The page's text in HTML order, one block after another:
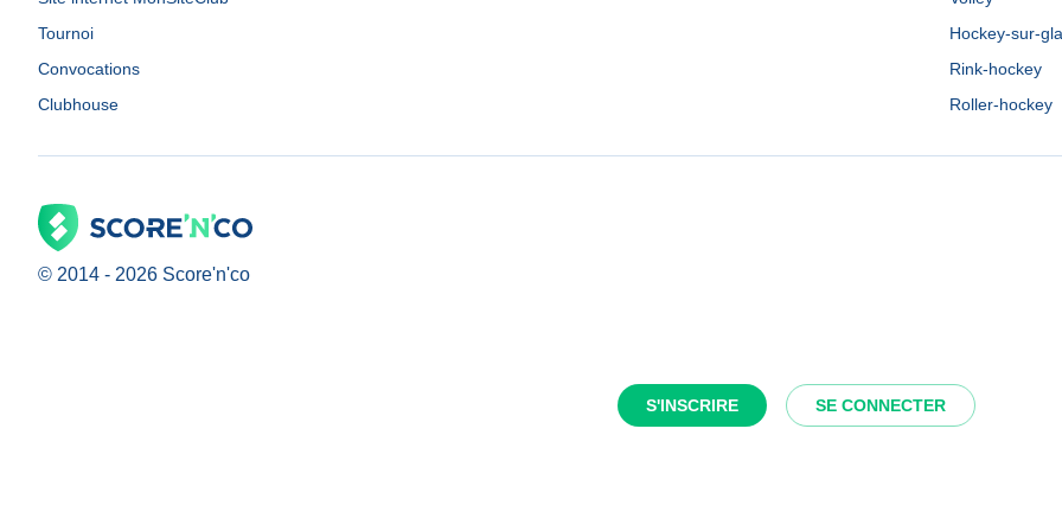
S'INSCRIRE SE CONNECTER
Tournoi
Convocations
Clubhouse
Hockey-sur-
Rink-hockey
Roller-hockey
© 2014 - 2026 Score'n'co